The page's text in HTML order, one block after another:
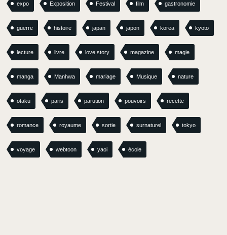
expo Exposition Festival film gastronomie
guerre histoire japan japon korea kyoto
lecture livre love story magazine magie
manga Manhwa mariage Musique nature
otaku paris parution pouvoirs recette
romance royaume sortie surnaturel tokyo
voyage webtoon yaoi école